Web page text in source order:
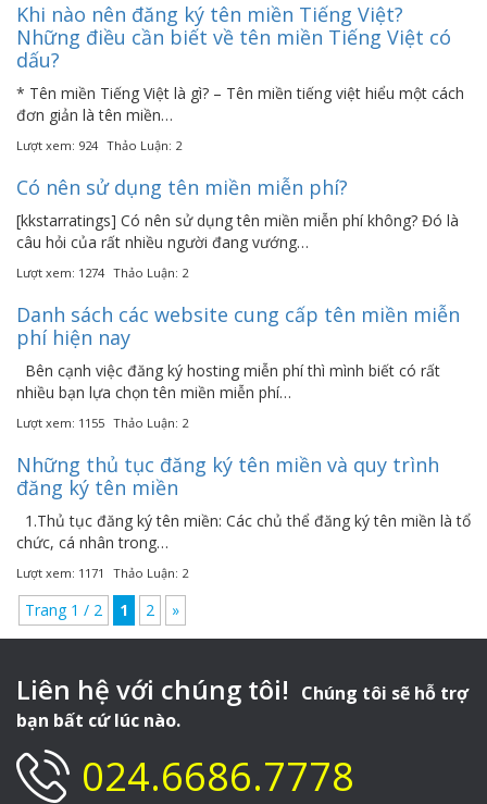
Khi nào nên đăng ký tên miền Tiếng Việt?
Những điều cần biết về tên miền Tiếng Việt có
dấu?
* Tên miền Tiếng Việt là gì? – Tên miền tiếng việt hiểu một cách
đơn giản là tên miền…
Lượt xem: 924 Thảo Luận: 2
Có nên sử dụng tên miền miễn phí?
[kkstarratings] Có nên sử dụng tên miền miễn phí không? Đó là
câu hỏi của rất nhiều người đang vướng…
Lượt xem: 1274 Thảo Luận: 2
Danh sách các website cung cấp tên miền miễn
phí hiện nay
Bên cạnh việc đăng ký hosting miễn phí thì mình biết có rất
nhiều bạn lựa chọn tên miền miễn phí…
Lượt xem: 1155 Thảo Luận: 2
Những thủ tục đăng ký tên miền và quy trình
đăng ký tên miền
1.Thủ tục đăng ký tên miền: Các chủ thể đăng ký tên miền là tổ
chức, cá nhân trong…
Lượt xem: 1171 Thảo Luận: 2
Trang 1 / 2 1 2 »
Liên hệ với chúng tôi!
Chúng tôi sẽ hỗ trợ
bạn bất cứ lúc nào.
024.6686.7778